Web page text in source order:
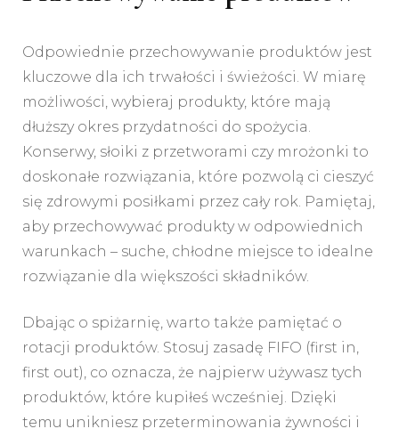
Odpowiednie przechowywanie produktów jest
kluczowe dla ich trwałości i świeżości. W miarę
możliwości, wybieraj produkty, które mają
dłuższy okres przydatności do spożycia.
Konserwy, słoiki z przetworami czy mrożonki to
doskonałe rozwiązania, które pozwolą ci cieszyć
się zdrowymi posiłkami przez cały rok. Pamiętaj,
aby przechowywać produkty w odpowiednich
warunkach – suche, chłodne miejsce to idealne
rozwiązanie dla większości składników.
Dbając o spiżarnię, warto także pamiętać o
rotacji produktów. Stosuj zasadę FIFO (first in,
first out), co oznacza, że najpierw używasz tych
produktów, które kupiłeś wcześniej. Dzięki
temu unikniesz przeterminowania żywności i